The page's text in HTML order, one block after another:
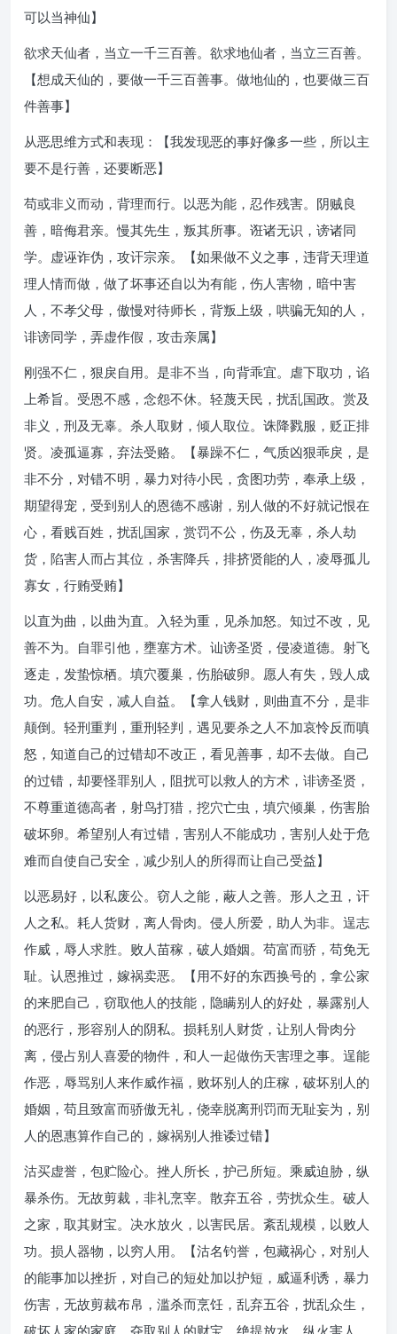
可以当神仙】
欲求天仙者，当立一千三百善。欲求地仙者，当立三百善。
【想成天仙的，要做一千三百善事。做地仙的，也要做三百
件善事】
从恶思维方式和表现：【我发现恶的事好像多一些，所以主
要不是行善，还要断恶】
苟或非义而动，背理而行。以恶为能，忍作残害。阴贼良
善，暗侮君亲。慢其先生，叛其所事。诳诸无识，谤诸同
学。虚诬诈伪，攻讦宗亲。【如果做不义之事，违背天理道
理人情而做，做了坏事还自以为有能，伤人害物，暗中害
人，不孝父母，傲慢对待师长，背叛上级，哄骗无知的人，
诽谤同学，弄虚作假，攻击亲属】
刚强不仁，狠戾自用。是非不当，向背乖宜。虐下取功，谄
上希旨。受恩不感，念怨不休。轻蔑天民，扰乱国政。赏及
非义，刑及无辜。杀人取财，倾人取位。诛降戮服，贬正排
贤。凌孤逼寡，弃法受赂。【暴躁不仁，气质凶狠乖戾，是
非不分，对错不明，暴力对待小民，贪图功劳，奉承上级，
期望得宠，受到别人的恩德不感谢，别人做的不好就记恨在
心，看贱百姓，扰乱国家，赏罚不公，伤及无辜，杀人劫
货，陷害人而占其位，杀害降兵，排挤贤能的人，凌辱孤儿
寡女，行贿受贿】
以直为曲，以曲为直。入轻为重，见杀加怒。知过不改，见
善不为。自罪引他，壅塞方术。讪谤圣贤，侵凌道德。射飞
逐走，发蛰惊栖。填穴覆巢，伤胎破卵。愿人有失，毁人成
功。危人自安，减人自益。【拿人钱财，则曲直不分，是非
颠倒。轻刑重判，重刑轻判，遇见要杀之人不加哀怜反而嗔
怒，知道自己的过错却不改正，看见善事，却不去做。自己
的过错，却要怪罪别人，阻扰可以救人的方术，诽谤圣贤，
不尊重道德高者，射鸟打猎，挖穴亡虫，填穴倾巢，伤害胎
破坏卵。希望别人有过错，害别人不能成功，害别人处于危
难而自使自己安全，减少别人的所得而让自己受益】
以恶易好，以私废公。窃人之能，蔽人之善。形人之丑，讦
人之私。耗人货财，离人骨肉。侵人所爱，助人为非。逞志
作威，辱人求胜。败人苗稼，破人婚姻。苟富而骄，苟免无
耻。认恩推过，嫁祸卖恶。【用不好的东西换号的，拿公家
的来肥自己，窃取他人的技能，隐瞒别人的好处，暴露别人
的恶行，形容别人的阴私。损耗别人财货，让别人骨肉分
离，侵占别人喜爱的物件，和人一起做伤天害理之事。逞能
作恶，辱骂别人来作威作福，败坏别人的庄稼，破坏别人的
婚姻，苟且致富而骄傲无礼，侥幸脱离刑罚而无耻妄为，别
人的恩惠算作自己的，嫁祸别人推诿过错】
沽买虚誉，包贮险心。挫人所长，护己所短。乘威迫胁，纵
暴杀伤。无故剪裁，非礼烹宰。散弃五谷，劳扰众生。破人
之家，取其财宝。决水放火，以害民居。紊乱规模，以败人
功。损人器物，以穷人用。【沽名钓誉，包藏祸心，对别人
的能事加以挫折，对自己的短处加以护短，威逼利诱，暴力
伤害，无故剪裁布帛，滥杀而烹饪，乱弃五谷，扰乱众生，
破坏人家的家庭，夺取别人的财宝，绝提放水，纵火害人，